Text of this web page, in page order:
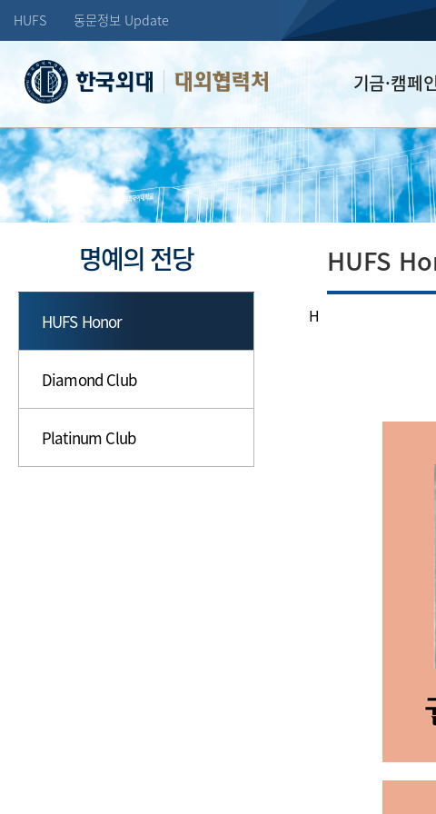
HUFS 동문정보 Update
대외협력처 기금·캠페
학교발전기금
장학기금
선배드림 장학금
명예의 전당
HUFS Honor
Diamond Club
Platinum Club
H
HUFS